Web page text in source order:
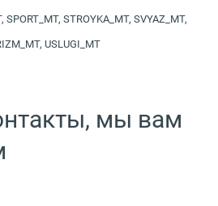
SPORT_MT, STROYKA_MT, SVYAZ_MT,
USLUGI_MT
мы вам